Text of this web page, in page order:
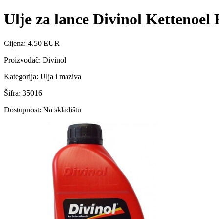
Ulje za lance Divinol Kettenoel
Cijena: 4.50 EUR
Proizvođač: Divinol
Kategorija: Ulja i maziva
Šifra: 35016
Dostupnost: Na skladištu